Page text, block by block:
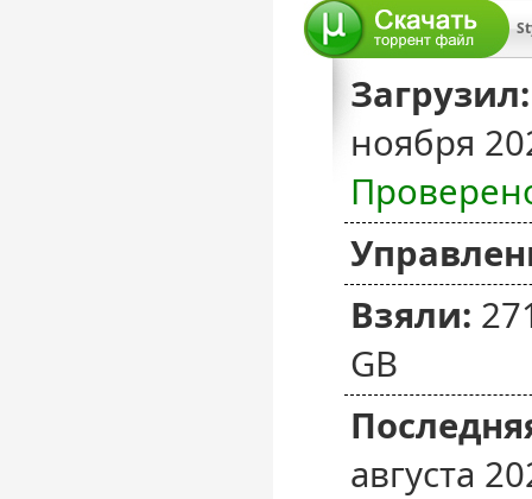
Загрузил:
ноября
Взяли:
GB
августа